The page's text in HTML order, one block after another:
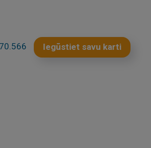
Iegūstiet savu karti